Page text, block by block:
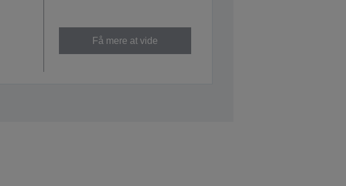
Få mere at vide